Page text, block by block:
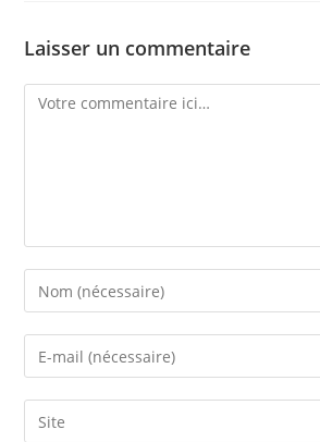
Laisser un commentaire